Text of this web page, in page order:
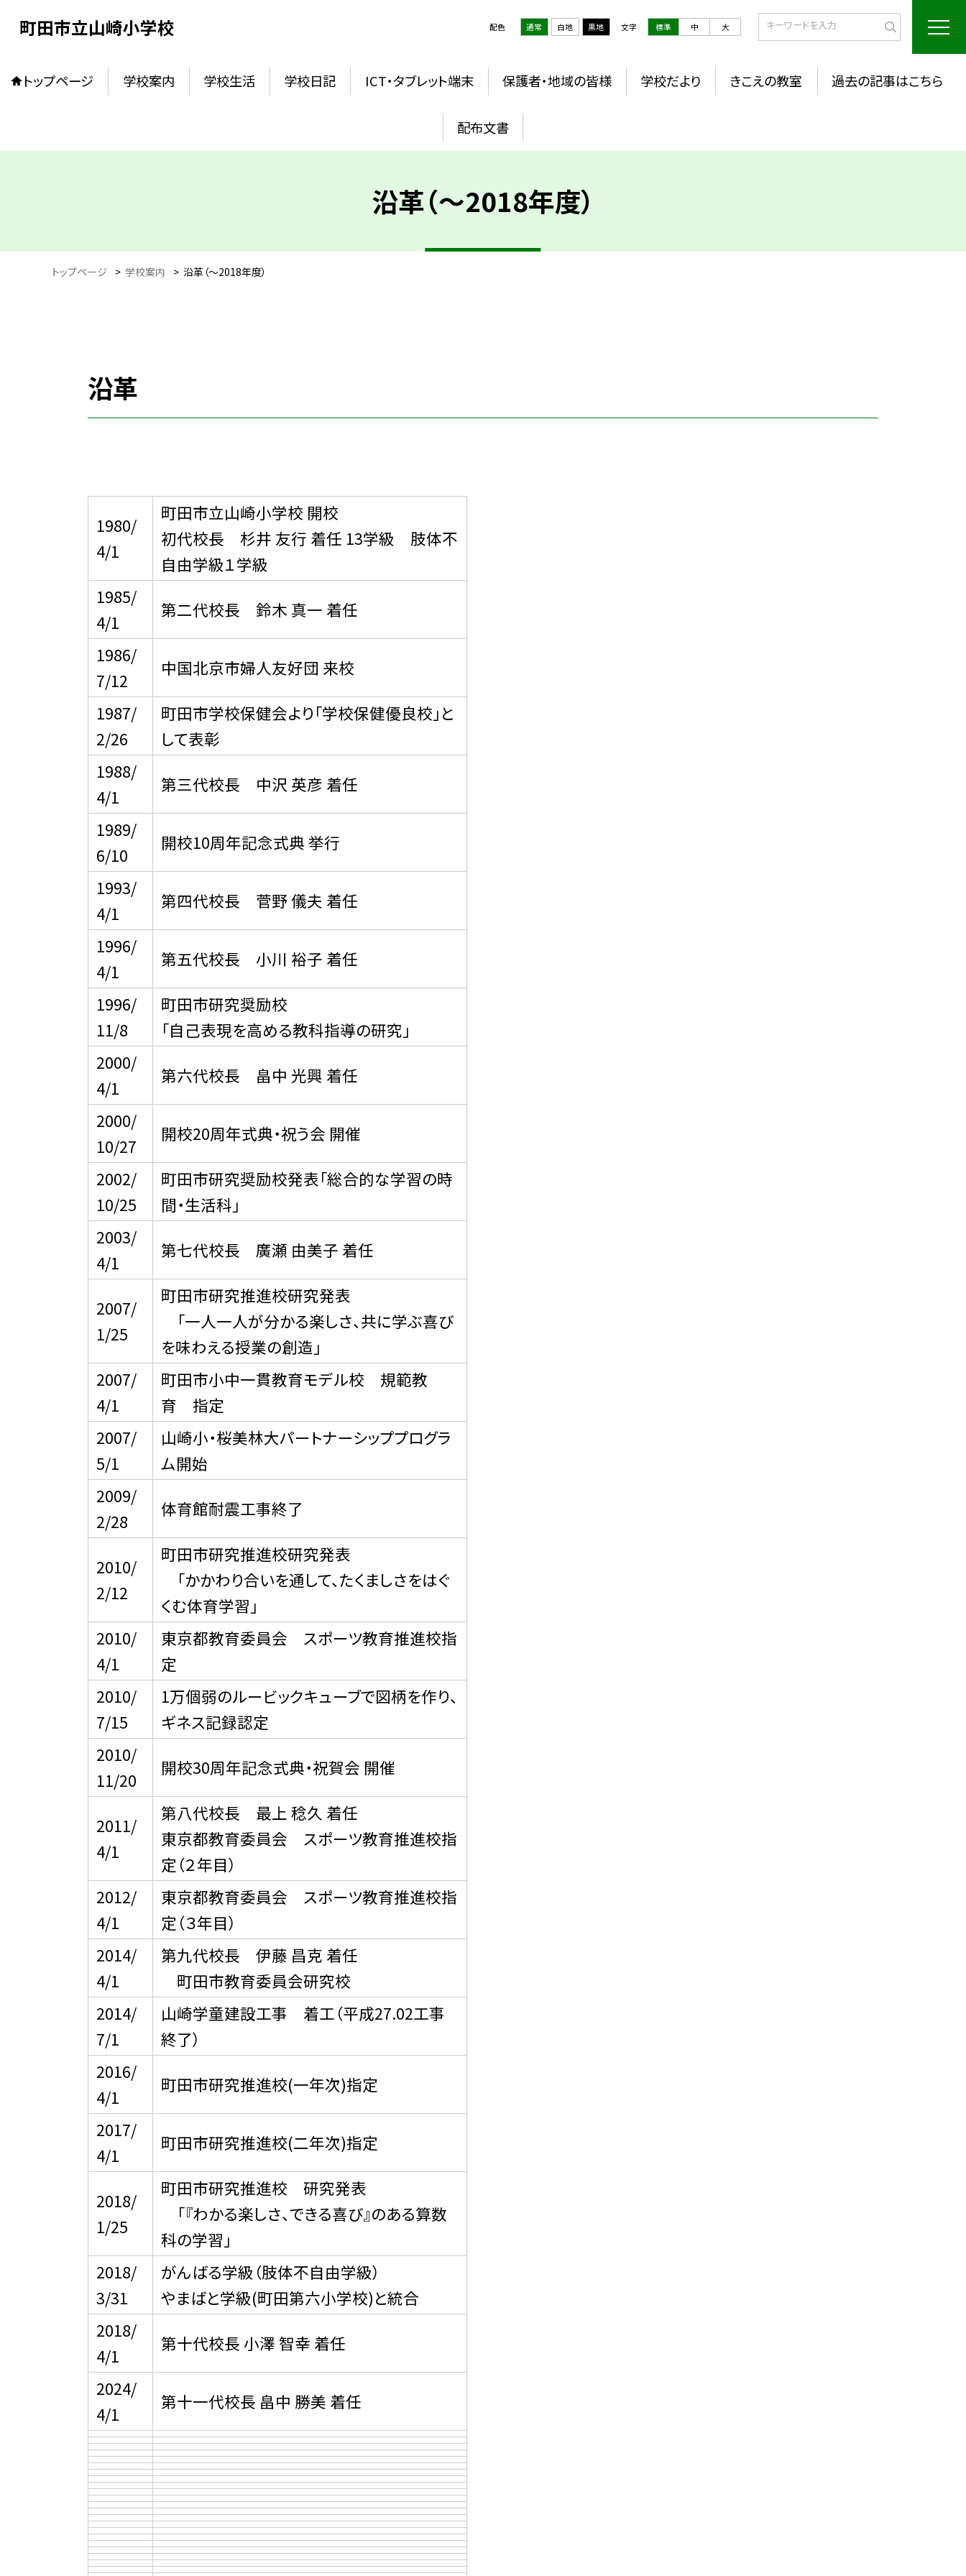
町田市立山崎小学校 配色 通常 白地 黒地 文字 標準 中 大
トップページ 学校案内 学校生活 学校日記 ICT・タブレット端末 保護者・地域の皆様 学校だより きこえの教室 過去の記事はこちら
配布文書
沿革（〜2018年度）
トップページ > 学校案内 > 沿革（〜2018年度）
沿革
1980/
4/1
町田市立山崎小学校 開校
初代校長 杉井 友行 着任 13学級 肢体不
自由学級１学級
1985/
4/1
第二代校長 鈴木 真一 着任
1986/
7/12
中国北京市婦人友好団 来校
1987/
2/26
町田市学校保健会より「学校保健優良校」と
して表彰
1988/
4/1
第三代校長 中沢 英彦 着任
1989/
6/10
開校10周年記念式典 挙行
1993/
4/1
第四代校長 菅野 儀夫 着任
1996/
4/1
第五代校長 小川 裕子 着任
1996/
11/8
町田市研究奨励校
「自己表現を高める教科指導の研究」
2000/
4/1
第六代校長 畠中 光興 着任
2000/
10/27
開校20周年式典・祝う会 開催
2002/
10/25
町田市研究奨励校発表「総合的な学習の時
間・生活科」
2003/
4/1
第七代校長 廣瀬 由美子 着任
2007/
1/25
町田市研究推進校研究発表
「一人一人が分かる楽しさ、共に学ぶ喜び
を味わえる授業の創造」
2007/
4/1
町田市小中一貫教育モデル校 規範教
育 指定
2007/
5/1
山崎小・桜美林大パートナーシッププログラ
ム開始
2009/
2/28
体育館耐震工事終了
2010/
2/12
町田市研究推進校研究発表
「かかわり合いを通して、たくましさをはぐ
くむ体育学習」
2010/
4/1
東京都教育委員会 スポーツ教育推進校指
定
2010/
7/15
1万個弱のルービックキューブで図柄を作り、
ギネス記録認定
2010/
11/20
開校30周年記念式典・祝賀会 開催
2011/
4/1
第八代校長 最上 稔久 着任
東京都教育委員会 スポーツ教育推進校指
定（２年目）
2012/
4/1
東京都教育委員会 スポーツ教育推進校指
定（３年目）
2014/
4/1
第九代校長 伊藤 昌克 着任
町田市教育委員会研究校
2014/
7/1
山崎学童建設工事 着工（平成27.02工事
終了）
2016/
4/1
町田市研究推進校(一年次)指定
2017/
4/1
町田市研究推進校(二年次)指定
2018/
1/25
町田市研究推進校 研究発表
「『わかる楽しさ、できる喜び』のある算数
科の学習」
2018/
3/31
がんばる学級（肢体不自由学級）
やまばと学級(町田第六小学校)と統合
2018/
4/1
第十代校長 小澤 智幸 着任
2024/
4/1
第十一代校長 畠中 勝美 着任